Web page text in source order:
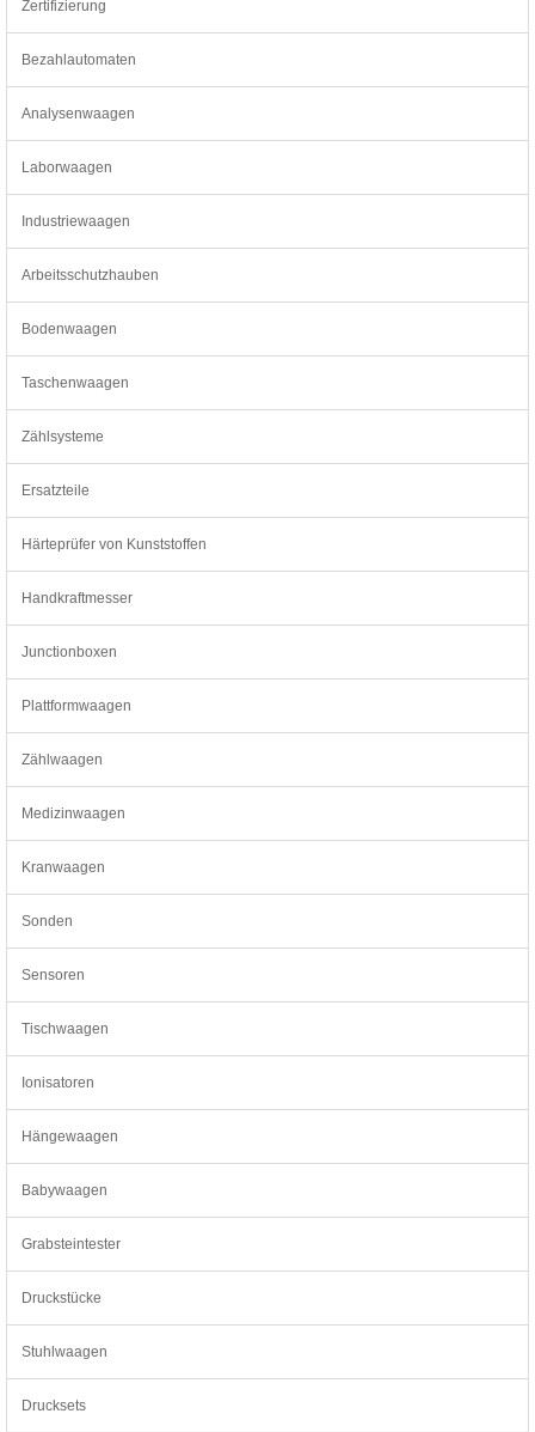
Zertifizierung
Bezahlautomaten
Analysenwaagen
Laborwaagen
Industriewaagen
Arbeitsschutzhauben
Bodenwaagen
Taschenwaagen
Zählsysteme
Ersatzteile
Härteprüfer von Kunststoffen
Handkraftmesser
Junctionboxen
Plattformwaagen
Zählwaagen
Medizinwaagen
Kranwaagen
Sonden
Sensoren
Tischwaagen
Ionisatoren
Hängewaagen
Babywaagen
Grabsteintester
Druckstücke
Stuhlwaagen
Drucksets